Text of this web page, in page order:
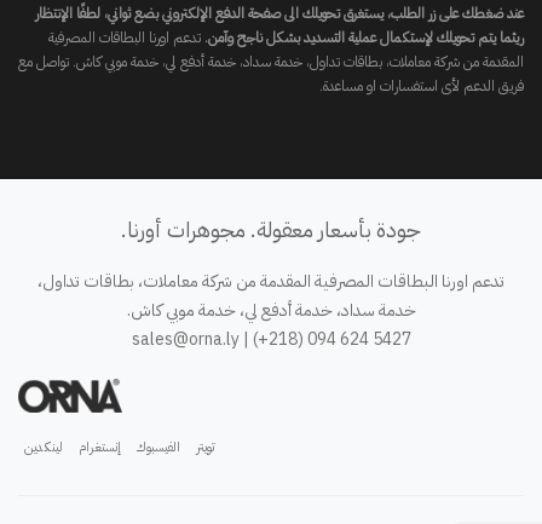
عند ضغطك على زر الطلب، يستغرق تحويلك الى صفحة الدفع الإلكتروني بضع ثواني، لطفًا الإنتظار
ريثما يتم تحويلك لإستكمال عملية التسديد بشكل ناجح وآمن. تدعم اورنا البطاقات المصرفية
المقدمة من شركة معاملات، بطاقات تداول، خدمة سداد، خدمة أدفع لي، خدمة موبي كاش. تواصل مع
فريق الدعم لأى استفسارات او مساعدة.
جودة بأسعار معقولة. مجوهرات أورنا.
تدعم اورنا البطاقات المصرفية المقدمة من شركة معاملات، بطاقات تداول،
خدمة سداد، خدمة أدفع لي، خدمة موبي كاش.
sales@orna.ly| (+218) 094 624 5427
تويتر الفيسبوك إنستغرام لينكدين